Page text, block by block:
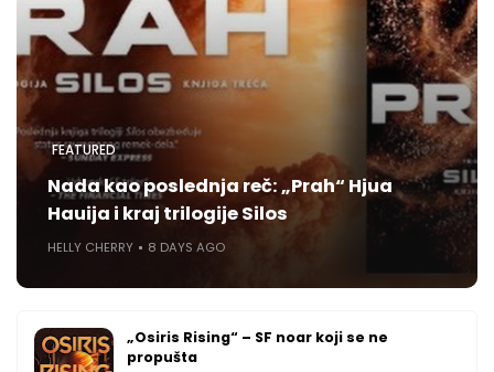
FEATURED
Nada kao poslednja reč: „Prah“ Hjua
Hauija i kraj trilogije Silos
HELLY CHERRY 8 DAYS AGO
„Osiris Rising“ – SF noar koji se ne
propušta